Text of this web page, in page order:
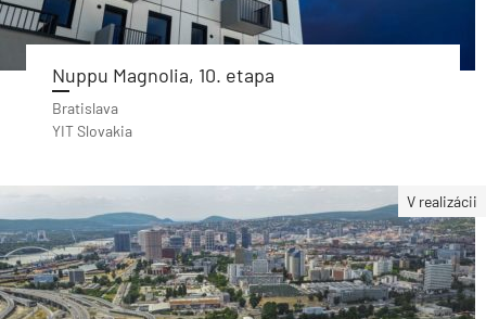
Nuppu Magnolia, 10. etapa
Bratislava
YIT Slovakia
V realizácii